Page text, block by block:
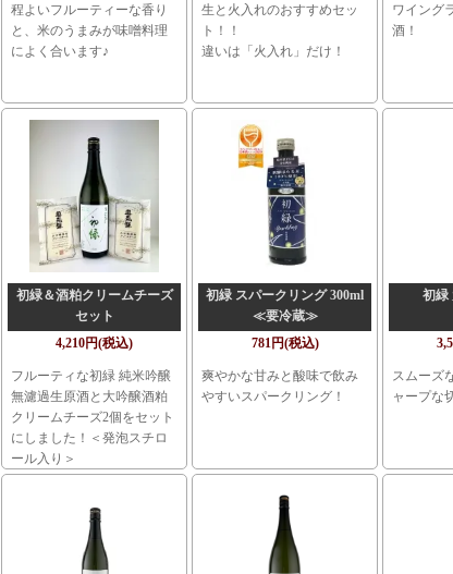
程よいフルーティーな香り
と、米のうまみが味噌料理
によく合います♪
生と火入れのおすすめセッ
ト！！
違いは「火入れ」だけ！
ワイング
酒！
初緑＆酒粕クリームチーズ
セット
4,210円(税込)
フルーティな初緑 純米吟醸
無濾過生原酒と大吟醸酒粕
クリームチーズ2個をセット
にしました！＜発泡スチロ
ール入り＞
初緑 スパークリング 300ml
≪要冷蔵≫
781円(税込)
爽やかな甘みと酸味で飲み
やすいスパークリング！
初緑
スムーズ
ャープな